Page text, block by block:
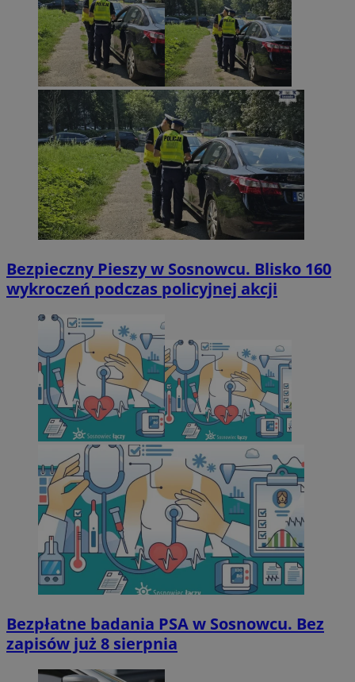
Bezpieczny Pieszy w Sosnowcu. Blisko 160
wykroczeń podczas policyjnej akcji
Bezpłatne badania PSA w Sosnowcu. Bez
zapisów już 8 sierpnia